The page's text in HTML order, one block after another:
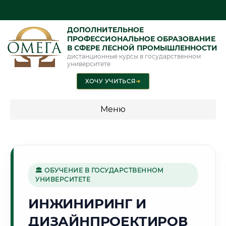
ДОПОЛНИТЕЛЬНОЕ
ПРОФЕССИОНАЛЬНОЕ ОБРАЗОВАНИЕ
В СФЕРЕ ЛЕСНОЙ ПРОМЫШЛЕННОСТИ
дистанционные курсы в государственном
университете
ХОЧУ УЧИТЬСЯ➜
Меню
промышленность"
🌾
🏛 ОБУЧЕНИЕ В ГОСУДАРСТВЕННОМ
УНИВЕРСИТЕТЕ
ИНЖИНИРИНГ И
ДИЗАЙНПРОЕКТИРОВ